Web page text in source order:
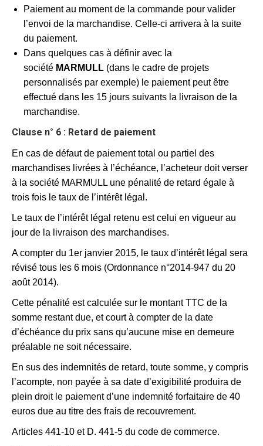
Paiement au moment de la commande pour valider
l’envoi de la marchandise. Celle-ci arrivera à la suite
du paiement.
Dans quelques cas à définir avec la
société MARMULL (dans le cadre de projets
personnalisés par exemple) le paiement peut être
effectué dans les 15 jours suivants la livraison de la
marchandise.
Clause n° 6 : Retard de paiement
En cas de défaut de paiement total ou partiel des
marchandises livrées à l’échéance, l’acheteur doit verser
à la société MARMULL une pénalité de retard égale à
trois fois le taux de l’intérêt légal.
Le taux de l’intérêt légal retenu est celui en vigueur au
jour de la livraison des marchandises.
A compter du 1er janvier 2015, le taux d’intérêt légal sera
révisé tous les 6 mois (Ordonnance n°2014-947 du 20
août 2014).
Cette pénalité est calculée sur le montant TTC de la
somme restant due, et court à compter de la date
d’échéance du prix sans qu’aucune mise en demeure
préalable ne soit nécessaire.
En sus des indemnités de retard, toute somme, y compris
l’acompte, non payée à sa date d’exigibilité produira de
plein droit le paiement d’une indemnité forfaitaire de 40
euros due au titre des frais de recouvrement.
Articles 441-10 et D. 441-5 du code de commerce.